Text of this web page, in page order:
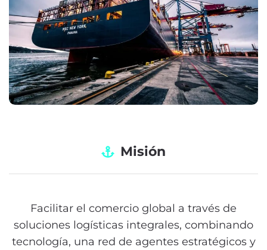
Misión
Facilitar el comercio global a través de
soluciones logísticas integrales, combinando
tecnología, una red de agentes estratégicos y